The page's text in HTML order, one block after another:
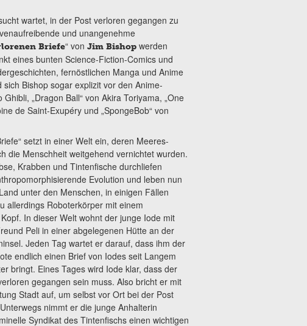
wartet, in der Post verloren gegangen zu
und unangenehme
Briefe“ von Jim Bishopwerden
eines bunten Science-Fiction-Comics und
fernöstlichen Manga und Anime
Bishop sogar explizit vor den Anime-
„Dragon Ball“ von Akira Toriyama, „One
de Saint-Exupéry und „SpongeBob“ von
setzt in einer Welt ein, deren Meeres-
die Menschheit weitgehend vernichtet wurden.
Krabben und Tintenfische durchliefen
Evolution und leben nun
unter den Menschen, in einigen Fällen
allerdings Roboterkörper mit einem
In dieser Welt wohnt der junge Iode mit
Peli in einer abgelegenen Hütte an der
Jeden Tag wartet er darauf, dass ihm der
endlich einen Brief von Iodes seit Langem
bringt. Eines Tages wird Iode klar, dass der
gegangen sein muss. Also bricht er mit
Stadt auf, um selbst vor Ort bei der Post
nimmt er die junge Anhalterin
Syndikat des Tintenfischs einen wichtigen